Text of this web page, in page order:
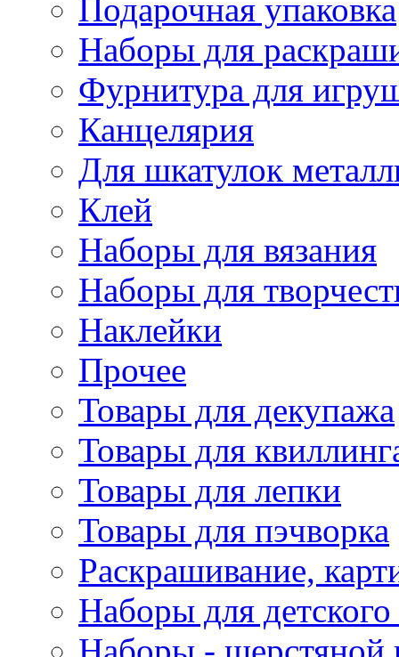
Подарочная упаковка
Наборы для
Фурнитура для
Канцелярия
Для шкатулок
Клей
Наборы для вязания
Наборы для
Наклейки
Прочее
Товары для декупажа
Товары для
Товары для лепки
Товары для пэчворка
Раскрашивание,
Наборы для